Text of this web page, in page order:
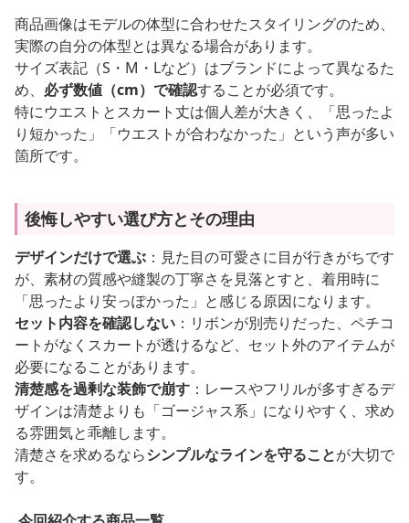
商品画像はモデルの体型に合わせたスタイリングのため、
実際の自分の体型とは異なる場合があります。
サイズ表記（S・M・Lなど）はブランドによって異なるた
め、 必ず数値（cm）で確認することが必須です。
特にウエストとスカート丈は個人差が大きく、「思ったよ
り短かった」「ウエストが合わなかった」という声が多い
箇所です。
後悔しやすい選び方とその理由
デザインだけで選ぶ ：見た目の可愛さに目が行きがちです
が、素材の質感や縫製の丁寧さを見落とすと、着用時に
「思ったより安っぽかった」と感じる原因になります。
セット内容を確認しない ：リボンが別売りだった、ペチコ
ートがなくスカートが透けるなど、セット外のアイテムが
必要になることがあります。
清楚感を過剰な装飾で崩す ：レースやフリルが多すぎるデ
ザインは清楚よりも「ゴージャス系」になりやすく、求め
る雰囲気と乖離します。
清楚さを求めるならシンプルなラインを守ることが大切で
す。